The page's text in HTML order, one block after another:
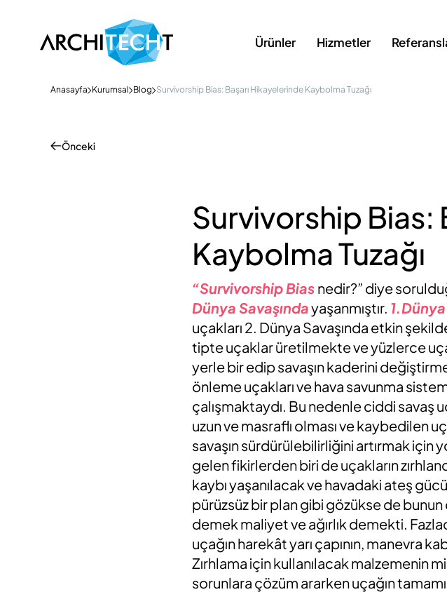
Ürünler Hizmetler
Anasayfa Kurumsal Blog Survivorship Bias: Başarı Hikayelerinde Kaybolma Tuzağı
Önceki
Survivorship Bias:
Kaybolma Tuzağı
“Survivorship Bias nedir?” diye
Dünya Savaşındayaşanmıştır.
uçakları 2. Dünya Savaşında etkin
tipte uçaklar üretilmekte ve yüzlerce
yerle bir edip savaşın kaderini
önleme uçakları ve hava savunma
çalışmaktaydı. Bu nedenle ciddi savaş
uzun ve masraflı olması ve kaybedilen
savaşın sürdürülebilirliğini artırmak için
gelen fikirlerden biri de uçakların
kaybı yaşanılacak ve havadaki ateş
pürüzsüz bir plan gibi gözükse de
demek maliyet ve ağırlık demekti.
uçağın harekât yarı çapının, manevra
Zırhlama için kullanılacak malzemenin
sorunlara çözüm ararken uçağın